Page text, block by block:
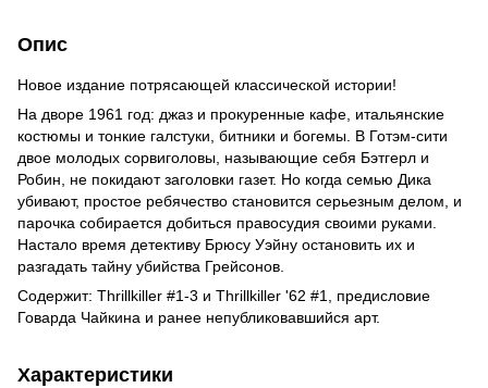
Опис
Новое издание потрясающей классической истории!
На дворе 1961 год: джаз и прокуренные кафе, итальянские
костюмы и тонкие галстуки, битники и богемы. В Готэм-сити
двое молодых сорвиголовы, называющие себя Бэтгерл и
Робин, не покидают заголовки газет. Но когда семью Дика
убивают, простое ребячество становится серьезным делом, и
парочка собирается добиться правосудия своими руками.
Настало время детективу Брюсу Уэйну остановить их и
разгадать тайну убийства Грейсонов.
Содержит: Thrillkiller #1-3 и Thrillkiller '62 #1, предисловие
Говарда Чайкина и ранее непубликовавшийся арт.
Характеристики